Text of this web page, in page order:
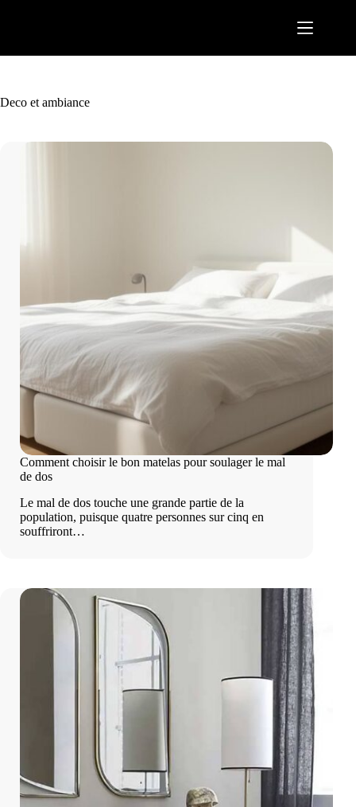
Deco et ambiance
Comment choisir le bon matelas pour soulager le mal
de dos
Le mal de dos touche une grande partie de la
population, puisque quatre personnes sur cinq en
souffriront…